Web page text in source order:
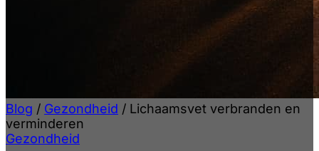
Blog / Gezondheid / Lichaamsvet verbranden en
verminderen
Gezondheid